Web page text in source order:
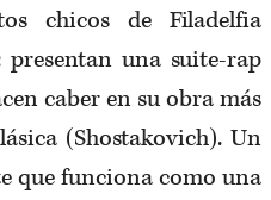
chicos de Filadelfia
una suite-rap
caber en su obra más
(Shostakovich). Un
que funciona como una